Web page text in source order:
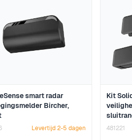
smart radar
Bircher,
Levertijd 2-5 dagen
Kit
481221